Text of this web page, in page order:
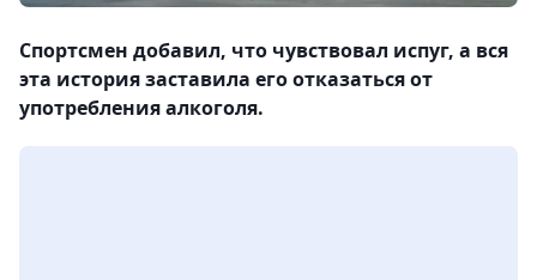
Спортсмен добавил, что чувствовал испуг, а вся
эта история заставила его отказаться от
употребления алкоголя.